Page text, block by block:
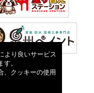
より良いサービス
。
、クッキーの使用